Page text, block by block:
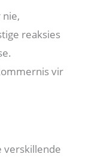
reaksies
vir
verskillende